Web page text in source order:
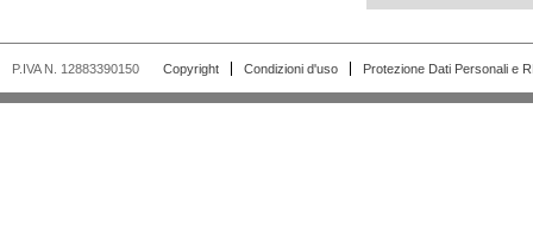
P.IVA N. 12883390150 Copyright Condizioni d'uso Protezione Dati Personali e